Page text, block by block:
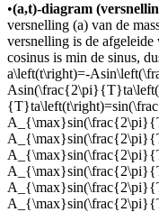
•(a,t)-diagram
versnelling (a) van de
versnelling is de afgeleide
cosinus is min de sinus,
a\left(t\right)=-